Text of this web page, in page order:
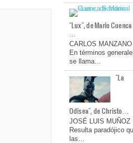
"Lux", de Mario Cuenca
…
CARLOS MANZANO
En términos
se llama…
"La
Odisea", de Christo…
JOSÉ LUIS MUÑOZ
Resulta paradójico
las…